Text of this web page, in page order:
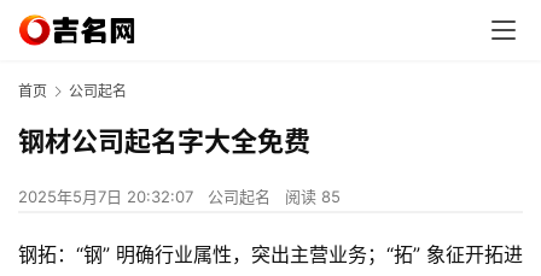
首页 公司起名
钢材公司起名字大全免费
2025年5月7日 20:32:07 公司起名 阅读 85
钢拓：“钢” 明确行业属性，突出主营业务；“拓” 象征开拓进